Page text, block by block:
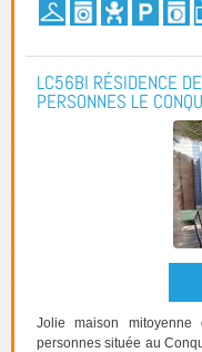
LC56BI RÉSIDENCE
PERSONNES LE
Jolie maison
personnes située au